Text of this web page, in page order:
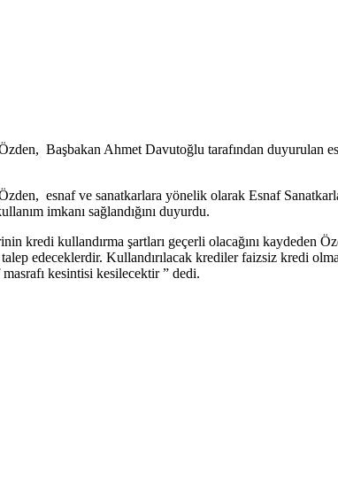
Başbakan Ahmet Davutoğlu tarafından duyurulan
esnaf ve sanatkarlara yönelik olarak Esnaf
imkanı sağlandığını duyurdu.
kredi kullandırma şartları geçerli olacağını kaydeden
edeceklerdir. Kullandırılacak krediler faizsiz kredi
kesintisi kesilecektir ” dedi.